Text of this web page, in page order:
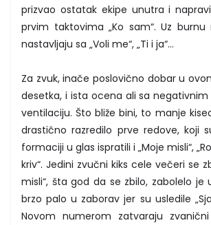
prizvao ostatak ekipe unutra i
prvim taktovima „Ko sam“. Uz burnu
nastavljaju sa „Voli me“, „Ti i ja“...
Za zvuk, inače poslovično dobar u
desetka, i ista ocena ali sa
ventilaciju. Što bliže bini, to manje
drastično razredilo prve redove, koji
formaciji u glas ispratili i „Moje misli“,
kriv“. Jedini zvučni kiks cele večeri se
misli“, šta god da se zbilo, zabolelo je
brzo palo u zaborav jer su usledile
Novom numerom zatvaraju